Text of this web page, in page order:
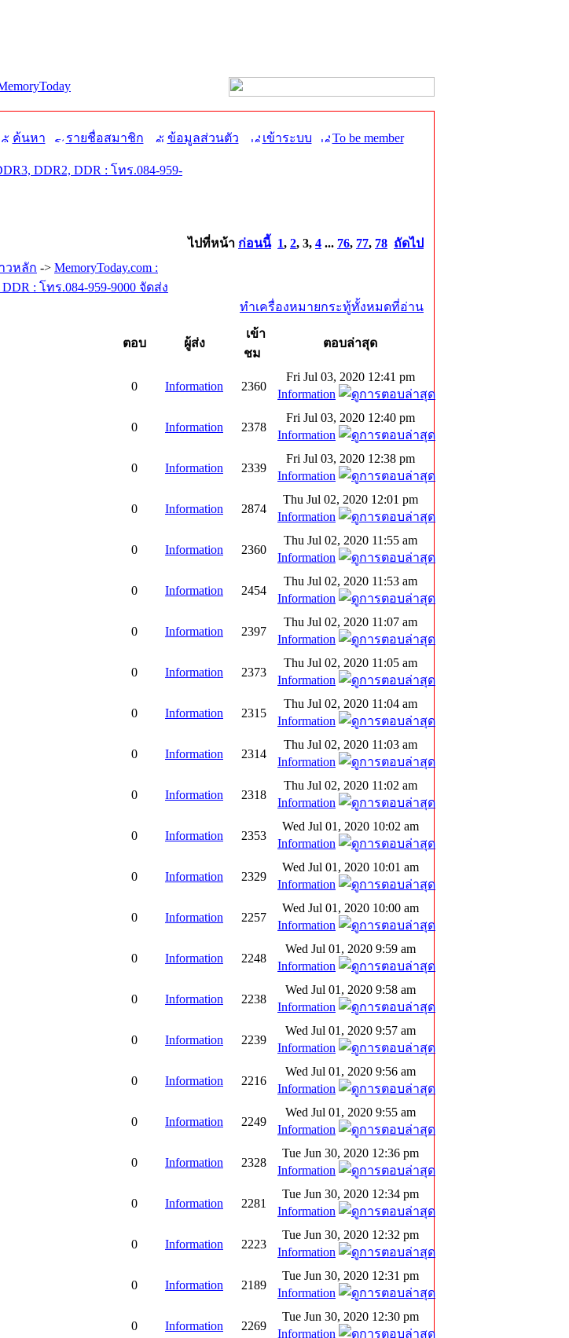
ค้นหา รายชื่อสมาชิก ข้อมูลส่วนตัว เข้าระบบ To be member
DDR2, DDR : โทร.084-959-
ไปที่หน้า ก่อนนี้ 1, 2, 3, 4 ... 76, 77, 78 ถัดไป
วหลัก -> MemoryToday.com :
: โทร.084-959-9000 จัดส่ง
ทำเครื่องหมายกระทู้ทั้งหมดที่อ่าน
ตอบ ผู้ส่ง
เข้า
ชม
ตอบล่าสุด
0 Information 2360
Fri Jul 03, 2020 12:41 pm
Information
0 Information 2378
Fri Jul 03, 2020 12:40 pm
Information
0 Information 2339
Fri Jul 03, 2020 12:38 pm
Information
0 Information 2874
Thu Jul 02, 2020 12:01 pm
Information
0 Information 2360
Thu Jul 02, 2020 11:55 am
Information
0 Information 2454
Thu Jul 02, 2020 11:53 am
Information
0 Information 2397
Thu Jul 02, 2020 11:07 am
Information
0 Information 2373
Thu Jul 02, 2020 11:05 am
Information
0 Information 2315
Thu Jul 02, 2020 11:04 am
Information
0 Information 2314
Thu Jul 02, 2020 11:03 am
Information
0 Information 2318
Thu Jul 02, 2020 11:02 am
Information
0 Information 2353
Wed Jul 01, 2020 10:02 am
Information
0 Information 2329
Wed Jul 01, 2020 10:01 am
Information
0 Information 2257
Wed Jul 01, 2020 10:00 am
Information
0 Information 2248
Wed Jul 01, 2020 9:59 am
Information
0 Information 2238
Wed Jul 01, 2020 9:58 am
Information
0 Information 2239
Wed Jul 01, 2020 9:57 am
Information
0 Information 2216
Wed Jul 01, 2020 9:56 am
Information
0 Information 2249
Wed Jul 01, 2020 9:55 am
Information
0 Information 2328
Tue Jun 30, 2020 12:36 pm
Information
0 Information 2281
Tue Jun 30, 2020 12:34 pm
Information
0 Information 2223
Tue Jun 30, 2020 12:32 pm
Information
0 Information 2189
Tue Jun 30, 2020 12:31 pm
Information
0 Information 2269
Tue Jun 30, 2020 12:30 pm
Information